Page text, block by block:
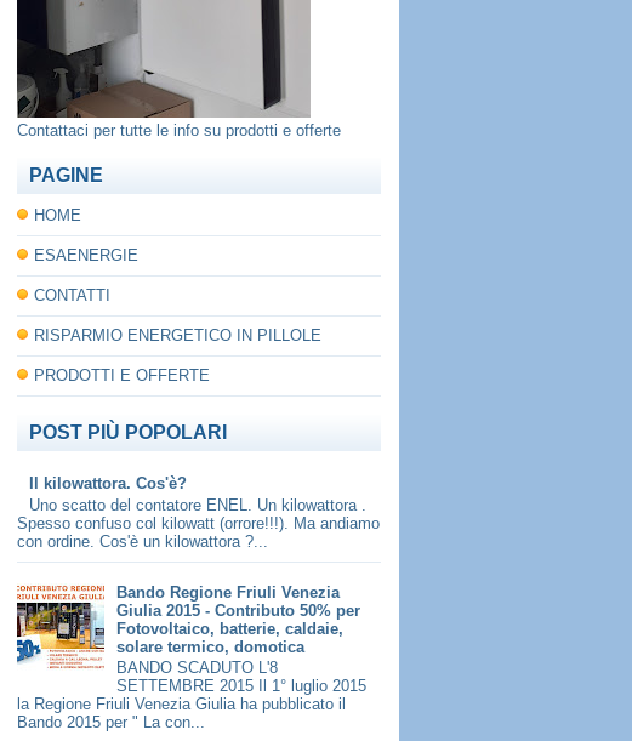
Contattaci per tutte le info su prodotti e offerte
PAGINE
HOME
ESAENERGIE
CONTATTI
RISPARMIO ENERGETICO IN PILLOLE
PRODOTTI E OFFERTE
POST PIÙ POPOLARI
Il kilowattora. Cos'è?
Uno scatto del contatore ENEL. Un kilowattora .
Spesso confuso col kilowatt (orrore!!!). Ma andiamo
con ordine. Cos'è un kilowattora ?...
Bando Regione Friuli Venezia
Giulia 2015 - Contributo 50% per
Fotovoltaico, batterie, caldaie,
solare termico, domotica
BANDO SCADUTO L'8
SETTEMBRE 2015 Il 1° luglio 2015
la Regione Friuli Venezia Giulia ha pubblicato il
Bando 2015 per " La con...